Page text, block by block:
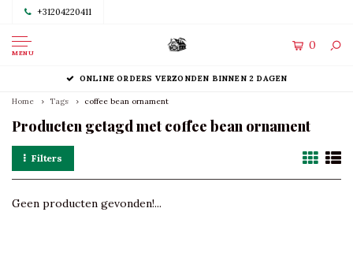
+31204220411
MENU
0
ONLINE ORDERS VERZONDEN BINNEN 2 DAGEN
Home Tags coffee bean ornament
Producten getagd met coffee bean ornament
Filters
Geen producten gevonden!...